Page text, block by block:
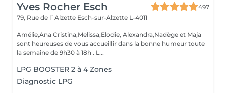
Yves Rocher Esch
497
79, Rue de l`Alzette Esch-sur-Alzette L-4011
Amélie,Ana Cristina,Melissa,Elodie, Alexandra,Nadège et Maja
sont heureuses de vous accueillir dans la bonne humeur toute
la semaine de 9h30 à 18h . L...
LPG BOOSTER 2 à 4 Zones
Diagnostic LPG